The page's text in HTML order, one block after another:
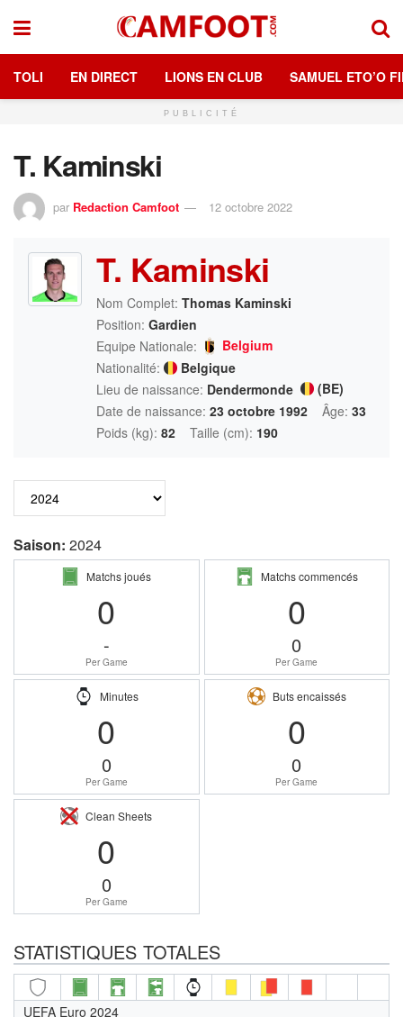
TOLI EN DIRECT LIONS EN CLUB SAMUEL ETO’O
PUBLICITÉ
T. Kaminski
par Redaction Camfoot 12 octobre 2022
T. Kaminski
Nom Complet: Thomas Kaminski
Position: Gardien
Equipe Nationale:
Belgium
Nationalité:
Belgique
Lieu de naissance: Dendermonde
(BE)
Date de naissance: 23 octobre 1992 Âge: 33
Poids (kg): 82 Taille (cm): 190
Saison: 2024
Matchs joués
0
-
Per Game
Matchs commencés
0
0
Per Game
Minutes
0
0
Per Game
Buts encaissés
0
0
Per Game
Clean Sheets
0
0
Per Game
STATISTIQUES TOTALES
UEFA Euro 2024